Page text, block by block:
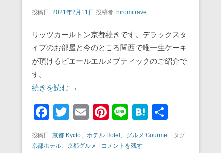
投稿日: 2021年2月11日 投稿者: hiromitravel
リッツカールトン京都続きです。デラックスタ
イプのお部屋と今のところ関西で唯一生ケーキ
が頂けるピエールエルメブティックのご紹介で
す。
続きを読む →
F
a
c
T
tt
E
ail
Pi
er
Li
n
e
H
投稿日: 京都 Kyoto ホテル Hotel グルメ Gourmet| タグ:
京都ホテル
京都グルメ | コメントを残す